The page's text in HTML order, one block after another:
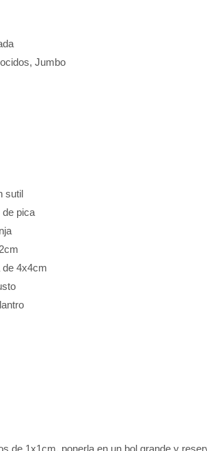
Jumbo
sutil
pica
de 4x4cm
de 1x1cm, ponerla en un bol grande y